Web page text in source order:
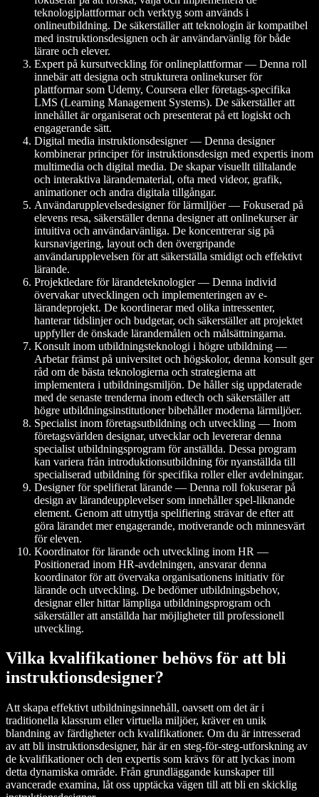
teknologiplattformar och verktyg som används i
onlineutbildning. De säkerställer att teknologin är kompatibel
med instruktionsdesignen och är användarvänlig för både
lärare och elever.
Expert på kursutveckling för onlineplattformar — Denna roll
innebär att designa och strukturera onlinekurser för
plattformar som Udemy, Coursera eller företags-specifika
LMS (Learning Management Systems). De säkerställer att
innehållet är organiserat och presenterat på ett logiskt och
engagerande sätt.
Digital media instruktionsdesigner — Denna designer
kombinerar principer för instruktionsdesign med expertis inom
multimedia och digital media. De skapar visuellt tilltalande
och interaktiva lärandematerial, ofta med videor, grafik,
animationer och andra digitala tillgångar.
Användarupplevelsedesigner för lärmiljöer — Fokuserad på
elevens resa, säkerställer denna designer att onlinekurser är
intuitiva och användarvänliga. De koncentrerar sig på
kursnavigering, layout och den övergripande
användarupplevelsen för att säkerställa smidigt och effektivt
lärande.
Projektledare för lärandeteknologier — Denna individ
övervakar utvecklingen och implementeringen av e-
lärandeprojekt. De koordinerar med olika intressenter,
hanterar tidslinjer och budgetar, och säkerställer att projektet
uppfyller de önskade lärandemålen och målsättningarna.
Konsult inom utbildningsteknologi i högre utbildning —
Arbetar främst på universitet och högskolor, denna konsult ger
råd om de bästa teknologierna och strategierna att
implementera i utbildningsmiljön. De håller sig uppdaterade
med de senaste trenderna inom edtech och säkerställer att
högre utbildningsinstitutioner bibehåller moderna lärmiljöer.
Specialist inom företagsutbildning och utveckling — Inom
företagsvärlden designar, utvecklar och levererar denna
specialist utbildningsprogram för anställda. Dessa program
kan variera från introduktionsutbildning för nyanställda till
specialiserad utbildning för specifika roller eller avdelningar.
Designer för spelifierat lärande — Denna roll fokuserar på
design av lärandeupplevelser som innehåller spel-liknande
element. Genom att utnyttja spelifiering strävar de efter att
göra lärandet mer engagerande, motiverande och minnesvärt
för eleven.
Koordinator för lärande och utveckling inom HR —
Positionerad inom HR-avdelningen, ansvarar denna
koordinator för att övervaka organisationens initiativ för
lärande och utveckling. De bedömer utbildningsbehov,
designar eller hittar lämpliga utbildningsprogram och
säkerställer att anställda har möjligheter till professionell
utveckling.
Vilka kvalifikationer behövs för att bli
instruktionsdesigner?
Att skapa effektivt utbildningsinnehåll, oavsett om det är i
traditionella klassrum eller virtuella miljöer, kräver en unik
blandning av färdigheter och kvalifikationer. Om du är intresserad
av att bli instruktionsdesigner, här är en steg-för-steg-utforskning av
de kvalifikationer och den expertis som krävs för att lyckas inom
detta dynamiska område. Från grundläggande kunskaper till
avancerade examina, låt oss upptäcka vägen till att bli en skicklig